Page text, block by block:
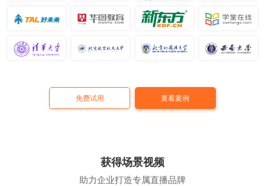
免费试用 查看案例
获得场景视频
助力企业打造专属直播品牌